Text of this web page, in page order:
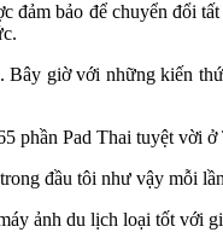
bảo để chuyển đổi
giờ với những kiến
phần Pad Thai tuyệt vời ở
đầu tôi như vậy mỗi
ảnh du lịch loại tốt với